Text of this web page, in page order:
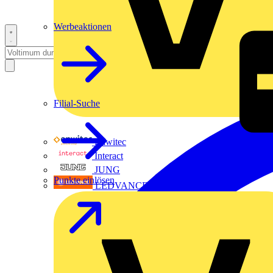
Enwitec
Interact
JUNG
LEDVANCE
Werbeaktionen
Filial-Suche
Punkte einlösen